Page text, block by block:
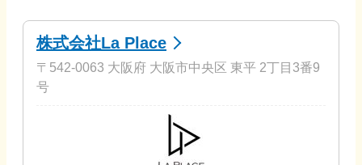
株式会社La Place
〒542-0063 大阪府 大阪市中央区 東平 2丁目3番9
号